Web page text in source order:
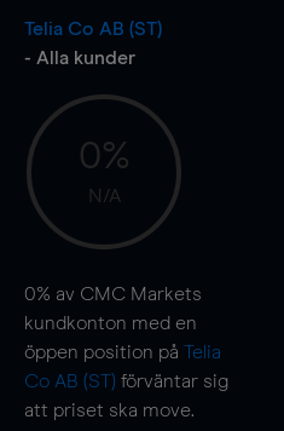
Telia Co AB (ST)
- Alla kunder
0%
N/A
0% av CMC Markets
kundkonton med en
öppen position på Telia
Co AB (ST) förväntar sig
att priset ska move.